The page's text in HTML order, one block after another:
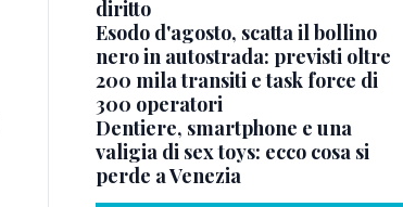
diritto
Esodo d'agosto, scatta il bollino
nero in autostrada: previsti oltre
200 mila transiti e task force di
300 operatori
Dentiere, smartphone e una
valigia di sex toys: ecco cosa si
perde a Venezia